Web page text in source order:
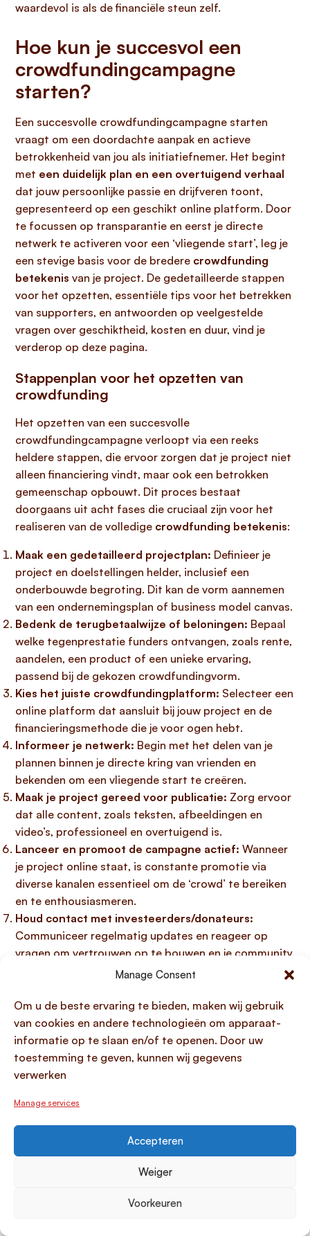
Manage Consent
Om u de beste ervaring te bieden, maken wij gebruik
van cookies en andere technologieën om apparaat-
informatie op te slaan en/of te openen. Door uw
toestemming te geven, kunnen wij gegevens
verwerken
Manage services
Accepteren
Weiger
Voorkeuren
waardevol is als de financiële steun zelf.
Hoe kun je succesvol een
crowdfundingcampagne
starten?
Een succesvolle crowdfundingcampagne starten
vraagt om een doordachte aanpak en actieve
betrokkenheid van jou als initiatiefnemer. Het begint
met een duidelijk plan en een overtuigend verhaal
dat jouw persoonlijke passie en drijfveren toont,
gepresenteerd op een geschikt online platform. Door
te focussen op transparantie en eerst je directe
netwerk te activeren voor een ‘vliegende start’, leg je
een stevige basis voor de bredere crowdfunding
betekenis van je project. De gedetailleerde stappen
voor het opzetten, essentiële tips voor het betrekken
van supporters, en antwoorden op veelgestelde
vragen over geschiktheid, kosten en duur, vind je
verderop op deze pagina.
Stappenplan voor het opzetten van
crowdfunding
Het opzetten van een succesvolle
crowdfundingcampagne verloopt via een reeks
heldere stappen, die ervoor zorgen dat je project niet
alleen financiering vindt, maar ook een betrokken
gemeenschap opbouwt. Dit proces bestaat
doorgaans uit acht fases die cruciaal zijn voor het
realiseren van de volledige crowdfunding betekenis:
Maak een gedetailleerd projectplan: Definieer je
project en doelstellingen helder, inclusief een
onderbouwde begroting. Dit kan de vorm aannemen
van een ondernemingsplan of business model canvas.
Bedenk de terugbetaalwijze of beloningen: Bepaal
welke tegenprestatie funders ontvangen, zoals rente,
aandelen, een product of een unieke ervaring,
passend bij de gekozen crowdfundingvorm.
Kies het juiste crowdfundingplatform: Selecteer een
online platform dat aansluit bij jouw project en de
financieringsmethode die je voor ogen hebt.
Informeer je netwerk: Begin met het delen van je
plannen binnen je directe kring van vrienden en
bekenden om een vliegende start te creëren.
Maak je project gereed voor publicatie: Zorg ervoor
dat alle content, zoals teksten, afbeeldingen en
video’s, professioneel en overtuigend is.
Lanceer en promoot de campagne actief: Wanneer
je project online staat, is constante promotie via
diverse kanalen essentieel om de ‘crowd’ te bereiken
en te enthousiasmeren.
Houd contact met investeerders/donateurs:
Communiceer regelmatig updates en reageer op
vragen om vertrouwen op te bouwen en je community
betrokken te houden.
een succesvolle campagne volg je de afspraken na en
zorg je voor de uitbetaling of levering van de
beloofde tegenprestaties.
Een doordacht opgezet project en uitgebreide
jouw campagne, waarbij elke stap bijdraagt aan zowel
Tips voor het betrekken van supporters
Het succesvol betrekken van supporters bij je